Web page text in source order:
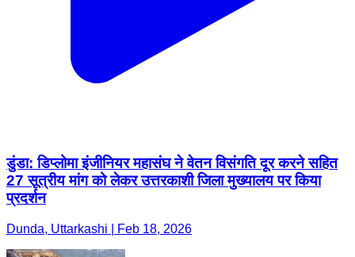
डुंडा: डिप्लोमा इंजीनियर महासंघ ने वेतन विसंगति दूर करने सहित
27 सूत्रीय मांग को लेकर उत्तरकाशी जिला मुख्यालय पर किया
प्रदर्शन
Dunda, Uttarkashi | Feb 18, 2026